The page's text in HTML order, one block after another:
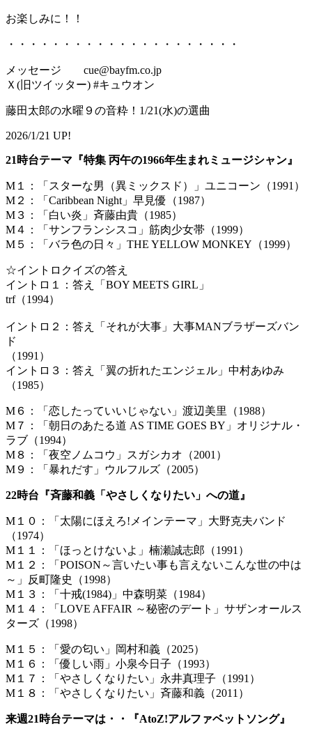
お楽しみに！！
・・・・・・・・・・・・・・・・・・・・・
メッセージ cue@bayfm.co.jp
Ｘ(旧ツイッター) #キュウオン
藤田太郎の水曜９の音粋！1/21(水)の選曲
2026/1/21 UP!
21時台テーマ『特集 丙午の1966年生まれミュージシャン』
M１：「スターな男（異ミックスド）」ユニコーン（1991）
M２：「Caribbean Night」早見優（1987）
M３：「白い炎」斉藤由貴（1985）
M４：「サンフランシスコ」筋肉少女帯（1999）
M５：「バラ色の日々」THE YELLOW MONKEY（1999）
☆イントロクイズの答え
イントロ１：答え「BOY MEETS GIRL」
trf
イントロ２：答え「それが大事」大事MANブラザーズバン
ド
（
イントロ３：答え「翼の折れたエンジェル」中村あゆみ
（1985）
M６：「恋したっていいじゃない」渡辺美里（1988）
M７：「朝日のあたる道 AS TIME GOES BY」オリジナル・
ラブ（1994）
M８：「夜空ノムコウ」スガシカオ（2001）
M９：「暴れだす」ウルフルズ（2005）
22時台『斉藤和義「やさしくなりたい」への道』
M１０：「太陽にほえろ!メインテーマ」大野克夫バンド
（1974）
M１１：「ほっとけないよ」楠瀬誠志郎（1991）
M１２：「POISON～言いたい事も言えないこんな世の中は
～」反町隆史（1998）
M１３：「十戒(1984)」中森明菜（1984）
M１４：「LOVE AFFAIR ～秘密のデート」サザンオールス
ターズ（1998）
M１５：「愛の匂い」岡村和義（2025）
M１６：「優しい雨」小泉今日子（1993）
M１７：「やさしくなりたい」永井真理子（1991）
M１８：「やさしくなりたい」斉藤和義（2011）
来週21時台テーマは・・『AtoZ!アルファベットソング』